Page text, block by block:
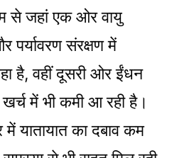
से जहां एक ओर वायु
संरक्षण में
है, वहीं दूसरी ओर ईंधन
में भी कमी आ रही है।
यातायात का दबाव कम